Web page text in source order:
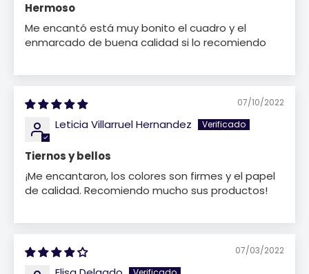
Hermoso
Me encantó está muy bonito el cuadro y el
enmarcado de buena calidad si lo recomiendo
07/10/2022
Leticia Villarruel Hernandez
Tiernos y bellos
¡Me encantaron, los colores son firmes y el papel
de calidad. Recomiendo mucho sus productos!
07/03/2022